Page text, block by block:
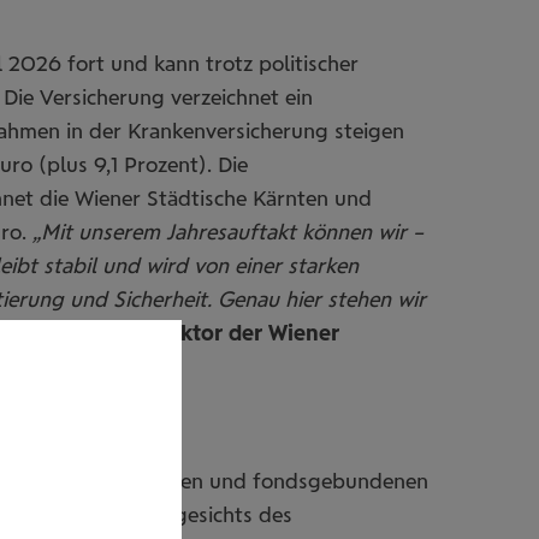
2026 fort und kann trotz politischer
Versicherung verzeichnet ein
in der Krankenversicherung steigen
(plus 9,1 Prozent). Die
die Wiener Städtische Kärnten und
„Mit unserem Jahresauftakt können wir –
stabil und wird von einer starken
und Sicherheit. Genau hier stehen wir
Landesdirektor der Wiener
allem bei hybriden und fondsgebundenen
Bevölkerung: Angesichts des